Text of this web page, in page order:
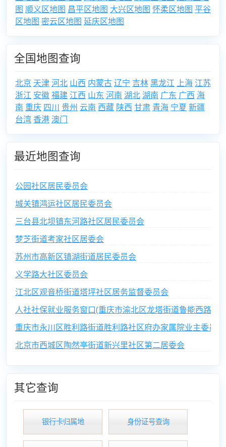
图 顺义区地图 昌平区地图 大兴区地图 怀柔区地图 平谷
区地图 密云区地图 延庆区地图
全国地图查询
北京 天津河北 山西 内蒙古辽宁 吉林黑龙江 上海 江苏
浙江 安徽福建 江西 山东 河南 湖北湖南 广东 广西 海
南 重庆 四川 贵州 云南 西藏 陕西 甘肃 青海 宁夏 新疆
台湾 香港 澳门
最近地图查询
公园社区居民委员会
城关镇鸿运社区居民委员会
三台县北坝镇东河路社区居民委员会
梦芝街道考家社区居委会
苏州市高新区镇湖街道居民委员会
义学路大社区委员会
江北区观音桥街道塔坪社区居务监督委员会
人社社保就业服务窗口(重庆市渝北区龙塔街道鲁能西路社
重庆市永川区胜利路街道胜利路社区府办家属院业主委员会
北京市西城区陶然亭街道新兴里社区第二居委会
其它查询
银行卡归属地 身份证号查询